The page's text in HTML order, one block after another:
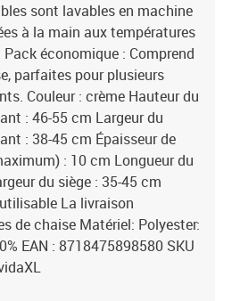
sont lavables en machine
à la main aux températures
économique : Comprend
parfaites pour plusieurs
Couleur : crème Hauteur du
: 46-55 cm Largeur du
: 38-45 cm Épaisseur de
: 10 cm Longueur du
du siège : 35-45 cm
La livraison
de chaise Matériel: Polyester:
EAN : 8718475898580 SKU